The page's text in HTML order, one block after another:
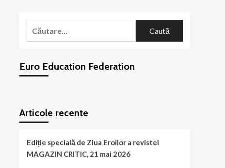
Caută
Euro Education Federation
Articole recente
Ediție specială de Ziua Eroilor a revistei
MAGAZIN CRITIC, 21 mai 2026